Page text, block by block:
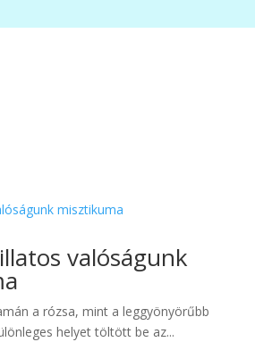
valóságunk
a rózsa, mint a leggyönyörűbb
helyet töltött be az...